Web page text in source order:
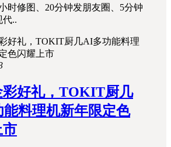
时修图、20分钟发朋友圈、5分钟
..
彩好礼，TOKIT厨几
料理机新年限定色
市